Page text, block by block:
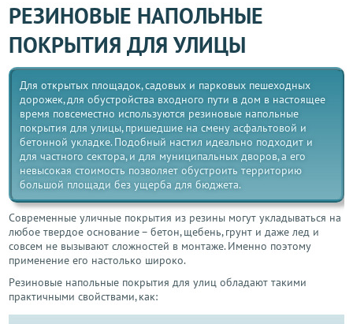
РЕЗИНОВЫЕ НАПОЛЬНЫЕ
ПОКРЫТИЯ ДЛЯ УЛИЦЫ
Для открытых площадок, садовых и парковых пешеходных
дорожек, для обустройства входного пути в дом в настоящее
время повсеместно используются резиновые напольные
покрытия для улицы, пришедшие на смену асфальтовой и
бетонной укладке. Подобный настил идеально подходит и
для частного сектора, и для муниципальных дворов, а его
невысокая стоимость позволяет обустроить территорию
большой площади без ущерба для бюджета.
Современные уличные покрытия из резины могут укладываться на
любое твердое основание – бетон, щебень, грунт и даже лед и
совсем не вызывают сложностей в монтаже. Именно поэтому
применение его настолько широко.
Резиновые напольные покрытия для улиц обладают такими
практичными свойствами, как: